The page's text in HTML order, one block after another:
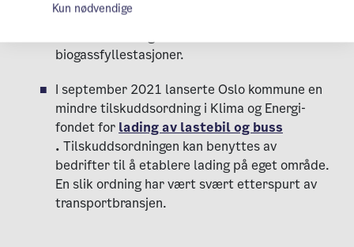
. Ordningen kom som en substitutt for at
biogassfyllestasjoner.
I september 2021 lanserte Oslo kommune en
mindre tilskuddsordning i Klima og Energi-
fondet for lading av lastebil og buss
. Tilskuddsordningen kan benyttes av
bedrifter til å etablere lading på eget område.
En slik ordning har vært svært etterspurt av
transportbransjen.
Kun nødvendige